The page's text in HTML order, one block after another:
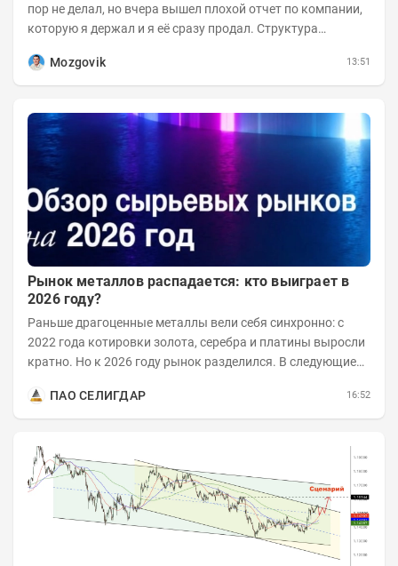
пор не делал, но вчера вышел плохой отчет по компании,
которую я держал и я её сразу продал. Структура
Mozgovik
13:51
Рынок металлов распадается: кто выиграет в
2026 году?
Раньше драгоценные металлы вели себя синхронно: с
2022 года котировки золота, серебра и платины выросли
кратно. Но к 2026 году рынок разделился. В следующие
ПАО СЕЛИГДАР
16:52